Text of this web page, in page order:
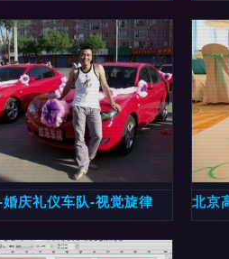
故事
庆礼仪车队-视觉旋律 北京